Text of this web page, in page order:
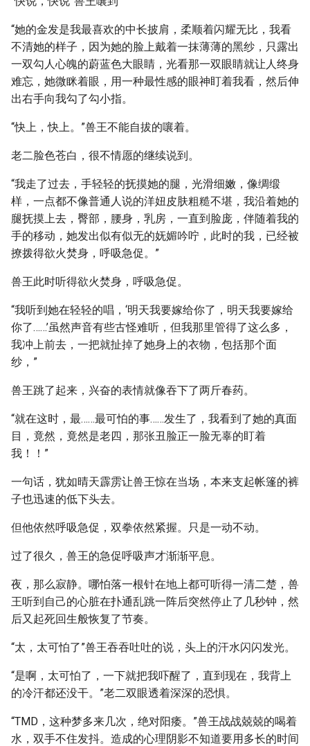
“她的金发是我最喜欢的中长披肩，柔顺着闪耀无比，我看
不清她的样子，因为她的脸上戴着一抹薄薄的黑纱，只露出
一双勾人心魄的蔚蓝色大眼睛，光看那一双眼睛就让人终身
难忘，她微眯着眼，用一种最性感的眼神盯着我看，然后伸
出右手向我勾了勾小指。
“快上，快上。”兽王不能自拔的嚷着。
老二脸色苍白，很不情愿的继续说到。
“我走了过去，手轻轻的抚摸她的腿，光滑细嫩，像绸缎
样，一点都不像普通人说的洋妞皮肤粗糙不堪，我沿着她的
腿抚摸上去，臀部，腰身，乳房，一直到脸庞，伴随着我的
手的移动，她发出似有似无的妩媚吟咛，此时的我，已经被
撩拨得欲火焚身，呼吸急促。”
兽王此时听得欲火焚身，呼吸急促。
“我听到她在轻轻的唱，‘明天我要嫁给你了，明天我要嫁给
你了……’虽然声音有些古怪难听，但我那里管得了这么多，
我冲上前去，一把就扯掉了她身上的衣物，包括那个面
纱，”
兽王跳了起来，兴奋的表情就像吞下了两斤春药。
“就在这时，最……最可怕的事……发生了，我看到了她的真面
目，竟然，竟然是老四，那张丑脸正一脸无辜的盯着
我！！”
一句话，犹如晴天霹雳让兽王惊在当场，本来支起帐篷的裤
子也迅速的低下头去。
但他依然呼吸急促，双拳依然紧握。只是一动不动。
过了很久，兽王的急促呼吸声才渐渐平息。
夜，那么寂静。哪怕落一根针在地上都可听得一清二楚，兽
王听到自己的心脏在扑通乱跳一阵后突然停止了几秒钟，然
后又起死回生般恢复了节奏。
“太，太可怕了”兽王吞吞吐吐的说，头上的汗水闪闪发光。
“是啊，太可怕了，一下就把我吓醒了，直到现在，我背上
的冷汗都还没干。”老二双眼透着深深的恐惧。
“TMD，这种梦多来几次，绝对阳痿。”兽王战战兢兢的喝着
水，双手不住发抖。造成的心理阴影不知道要用多长的时间